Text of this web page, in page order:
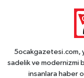
5ocakgazetesi.com,
sadelik ve modernizmi
insanlara haber